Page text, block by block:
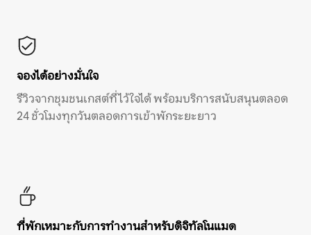
จองได้อย่างมั่นใจ
รีวิวจากชุมชนเกสต์ที่ไว้ใจได้ พร้อมบริการสนับสนุนตลอด
24 ชั่วโมงทุกวันตลอดการเข้าพักระยะยาว
ที่พักเหมาะกับการทำงานสำหรับดิจิทัลโนแมด